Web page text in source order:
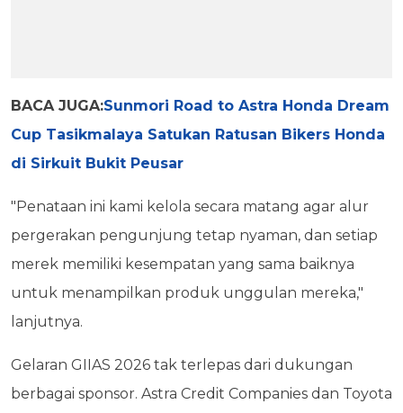
BACA JUGA:Sunmori Road to Astra Honda Dream
Cup Tasikmalaya Satukan Ratusan Bikers Honda
di Sirkuit Bukit Peusar
"Penataan ini kami kelola secara matang agar alur
pergerakan pengunjung tetap nyaman, dan setiap
merek memiliki kesempatan yang sama baiknya
untuk menampilkan produk unggulan mereka,"
lanjutnya.
Gelaran GIIAS 2026 tak terlepas dari dukungan
berbagai sponsor. Astra Credit Companies dan Toyota